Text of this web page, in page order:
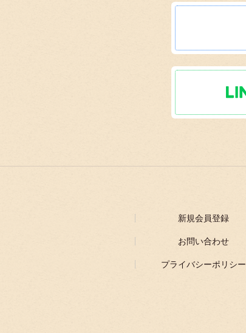
新規会員登録
お問い合わせ
プライバシーポリシー